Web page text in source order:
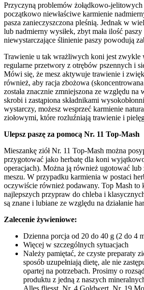
Przyczyną problemów żołądkowo-
początkowo niewłaściwe karmienie
pasza zanieczyszczona pleśnią. Jednak w
lub nadmierny wysiłek, zbyt mała ilość
niewystarczające ślinienie paszy powodują
Trawienie u tak wrażliwych koni jest zwykle
regularne przetwory z otrębów pszennych i
Mówi się, że mesz aktywuje trawienie i
również, aby racja zbożowa
została znacznie zmniejszona ze względu na
skrobi i zastąpiona składnikami
wystarczy, możesz wesprzeć karmienie
ziołowymi, które rozluźniają trawienie i
Ulepsz paszę za pomocą Nr. 11 Top-Mash
Mieszankę ziół Nr. 11 Top-Mash można
przygotować jako herbatę dla koni
operacjach). Można ją również ugotować lub
meszu. W przypadku karmienia w postaci
oczywiście również podawany. Top Mash to
najlepszych przypraw do chleba i
są znane i lubiane ze względu na działanie
Zalecenie żywieniowe:
Dzienna porcja od 20 do 40 g (2 do 4
Więcej w szczególnych sytuacjach
Należy pamiętać, że czyste preparaty
sposób uzupełniają dietę, ale nie
opartej na potrzebach. Prosimy o
produktu z jedną z naszych
Alles fliesst, Nr. 4 Goldwert, Nr. 19